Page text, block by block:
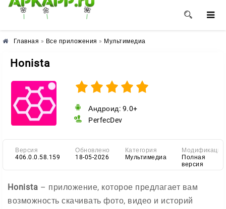
🌸 🌼 🌺
Главная » Все приложения » Мультимедиа
Honista
Андроид: 9.0+
PerfecDev
Версия
406.0.0.58.159
Обновлено
18-05-2026
Категория
Мультимедиа
Модификация
Полная
версия
Honista – приложение, которое предлагает вам
возможность скачивать фото, видео и историй